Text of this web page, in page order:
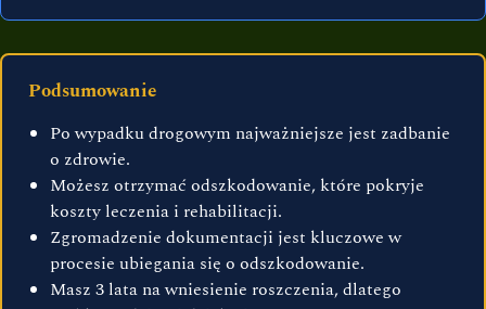
Podsumowanie
Po wypadku drogowym najważniejsze jest zadbanie
o zdrowie.
Możesz otrzymać odszkodowanie, które pokryje
koszty leczenia i rehabilitacji.
Zgromadzenie dokumentacji jest kluczowe w
procesie ubiegania się o odszkodowanie.
Masz 3 lata na wniesienie roszczenia, dlatego